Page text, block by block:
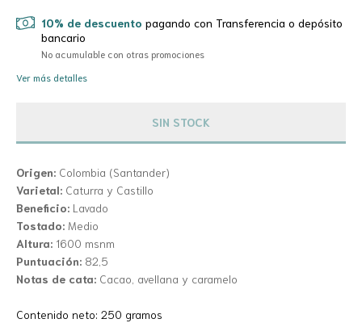
10% de descuento pagando con Transferencia o depósito
bancario
No acumulable con otras promociones
Ver más detalles
Origen: Colombia (Santander)
Varietal: Caturra y Castillo
Beneficio: Lavado
Tostado: Medio
Altura: 1600 msnm
Puntuación: 82,5
Notas de cata: Cacao, avellana y caramelo
Contenido neto: 250 gramos